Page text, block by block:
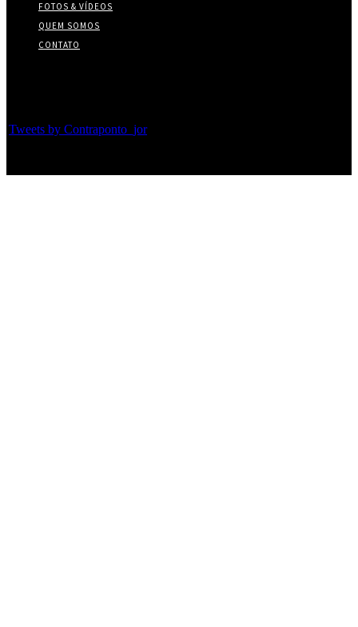
FOTOS & VÍDEOS
QUEM SOMOS
CONTATO
Tweets by Contraponto_jor